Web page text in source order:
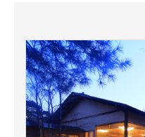
進化するPCとデバイスの未来
好きが集まる 比べて選べる
ビジネスと働き方のヒント